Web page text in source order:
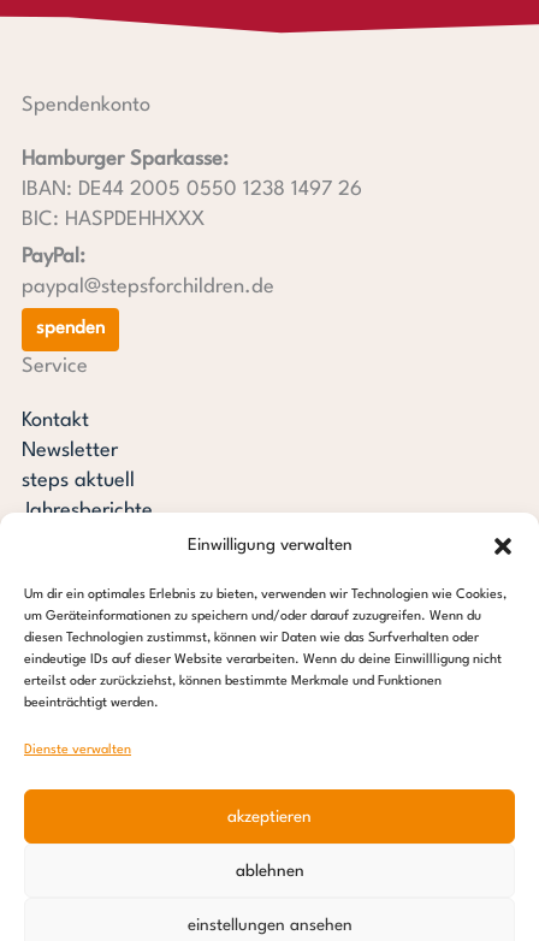
Einwilligung verwalten
Um dir ein optimales Erlebnis zu bieten, verwenden wir Technologien wie Cookies,
um Geräteinformationen zu speichern und/oder darauf zuzugreifen. Wenn du
diesen Technologien zustimmst, können wir Daten wie das Surfverhalten oder
eindeutige IDs auf dieser Website verarbeiten. Wenn du deine Einwillligung nicht
erteilst oder zurückziehst, können bestimmte Merkmale und Funktionen
beeinträchtigt werden.
Dienste verwalten
akzeptieren
ablehnen
einstellungen ansehen
Spendenkonto
Hamburger Sparkasse:
IBAN: DE44 2005 0550 1238 1497 26
BIC: HASPDEHHXXX
PayPal:
paypal@stepsforchildren.de
spenden
Service
Kontakt
Newsletter
steps aktuell
Jahresberichte
Pressespiegel
Stiftung steps for children
c/o Regus Altona
22765 Hamburg
Tel: +49 (0) 40 389 027 – 88
E-Mail: info@stepsforchildren.de
Pinterest
Impressum
Datenschutz